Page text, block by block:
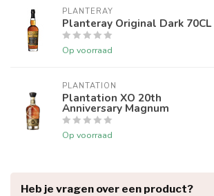
PLANTERAY
Planteray Original Dark 70CL
Op voorraad
PLANTATION
Plantation XO 20th
Anniversary Magnum
Op voorraad
Heb je vragen over een product?